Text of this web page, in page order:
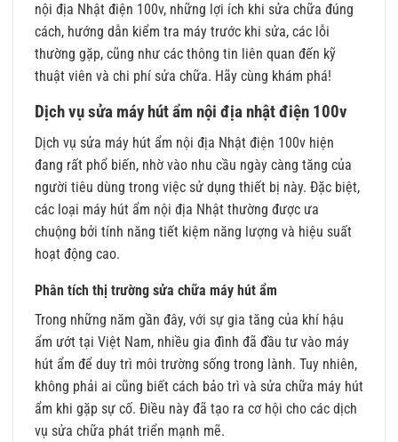
nội địa Nhật điện 100v, những lợi ích khi sửa chữa đúng
cách, hướng dẫn kiểm tra máy trước khi sửa, các lỗi
thường gặp, cũng như các thông tin liên quan đến kỹ
thuật viên và chi phí sửa chữa. Hãy cùng khám phá!
Dịch vụ sửa máy hút ẩm nội địa nhật điện 100v
Dịch vụ sửa máy hút ẩm nội địa Nhật điện 100v hiện
đang rất phổ biến, nhờ vào nhu cầu ngày càng tăng của
người tiêu dùng trong việc sử dụng thiết bị này. Đặc biệt,
các loại máy hút ẩm nội địa Nhật thường được ưa
chuộng bởi tính năng tiết kiệm năng lượng và hiệu suất
hoạt động cao.
Phân tích thị trường sửa chữa máy hút ẩm
Trong những năm gần đây, với sự gia tăng của khí hậu
ẩm ướt tại Việt Nam, nhiều gia đình đã đầu tư vào máy
hút ẩm để duy trì môi trường sống trong lành. Tuy nhiên,
không phải ai cũng biết cách bảo trì và sửa chữa máy hút
ẩm khi gặp sự cố. Điều này đã tạo ra cơ hội cho các dịch
vụ sửa chữa phát triển mạnh mẽ.